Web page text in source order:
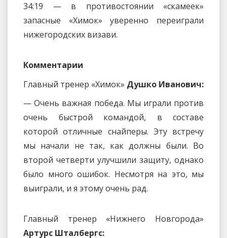
34:19 — в противостоянии «скамеек»
запасные «Химок» уверенно переиграли
нижегородских визави.
Комментарии
Главный тренер «Химок» Душко Иванович:
— Очень важная победа. Мы играли против
очень быстрой командой, в составе
которой отличные снайперы. Эту встречу
мы начали не так, как должны были. Во
второй четверти улучшили защиту, однако
было много ошибок. Несмотря на это, мы
выиграли, и я этому очень рад.
Главный тренер «Нижнего Новгорода»
Артурс Шталбергс: